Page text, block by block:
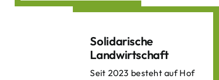
Solidarische
Landwirtschaft
Seit 2023 besteht auf Hof